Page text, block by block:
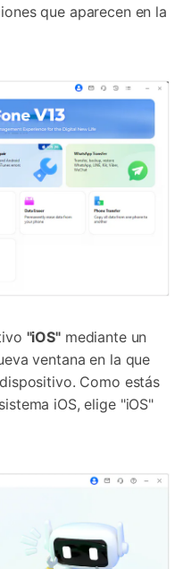
que aparecen en la
"iOS"mediante un
ventana en la que
Como estás
iOS, elige "iOS"